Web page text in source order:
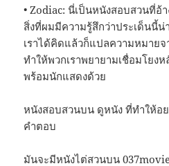
• Zodiac: นี่เป็นหนังสอบสวนที่อ้า
สิ่งที่ผมมีความรู้สึกว่าประเด็นนี้
เราได้คิดแล้วก็แปลความหมาย
ทำให้พวกเราพยายามเชื่อมโยง
พร้อมนักแสดงด้วย
หนังสอบสวนบน ดูหนัง ที่ทำให้อ
คำตอบ
มันจะมีหนังไต่สวนบน